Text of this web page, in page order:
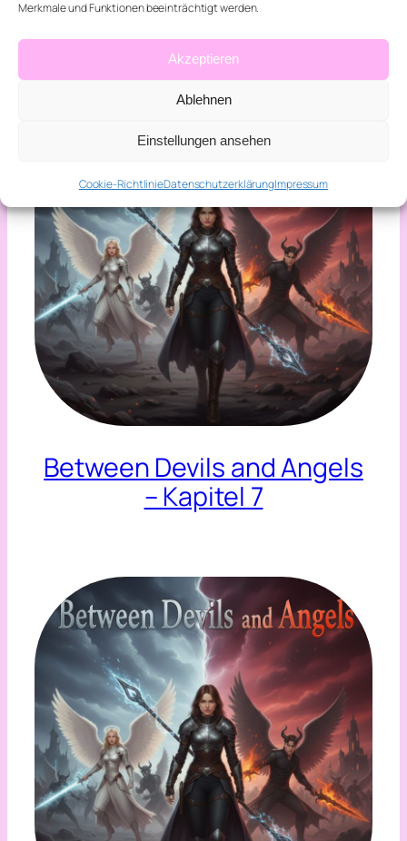
Merkmale und Funktionen beeinträchtigt werden.
Akzeptieren
Ablehnen
Einstellungen ansehen
Cookie-RichtlinieDatenschutzerklärungImpressum
– Kapitel 6
Between Devils and Angels
– Kapitel 7